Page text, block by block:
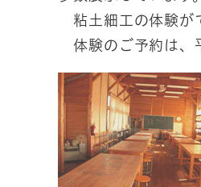
粘土細工の体験が
体験のご予約は、